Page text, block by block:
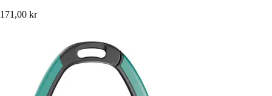
171,00 kr